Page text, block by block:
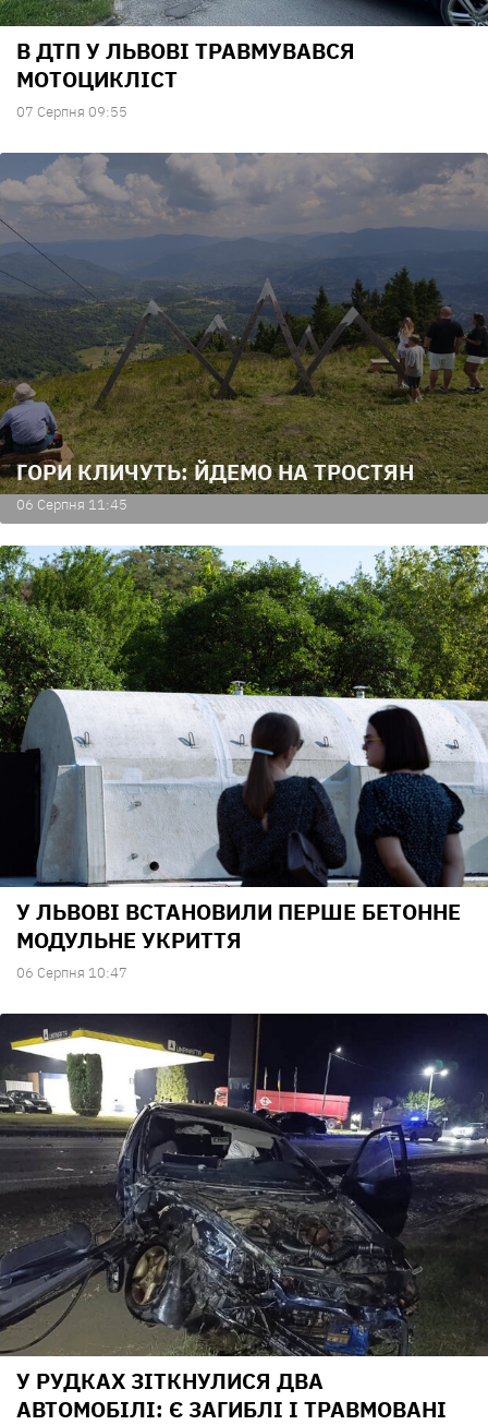
В ДТП У ЛЬВОВІ ТРАВМУВАВСЯ
МОТОЦИКЛІСТ
07 Серпня 09:55
ГОРИ КЛИЧУТЬ: ЙДЕМО НА ТРОСТЯН
06 Серпня 11:45
У ЛЬВОВІ ВСТАНОВИЛИ ПЕРШЕ БЕТОННЕ
МОДУЛЬНЕ УКРИТТЯ
06 Серпня 10:47
У РУДКАХ ЗІТКНУЛИСЯ ДВА
АВТОМОБІЛІ: Є ЗАГИБЛІ І ТРАВМОВАНІ